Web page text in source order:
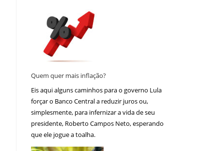
Quem quer mais inflação?
Eis aqui alguns caminhos para o governo Lula
forçar o Banco Central a reduzir juros ou,
simplesmente, para infernizar a vida de seu
presidente, Roberto Campos Neto, esperando
que ele jogue a toalha.